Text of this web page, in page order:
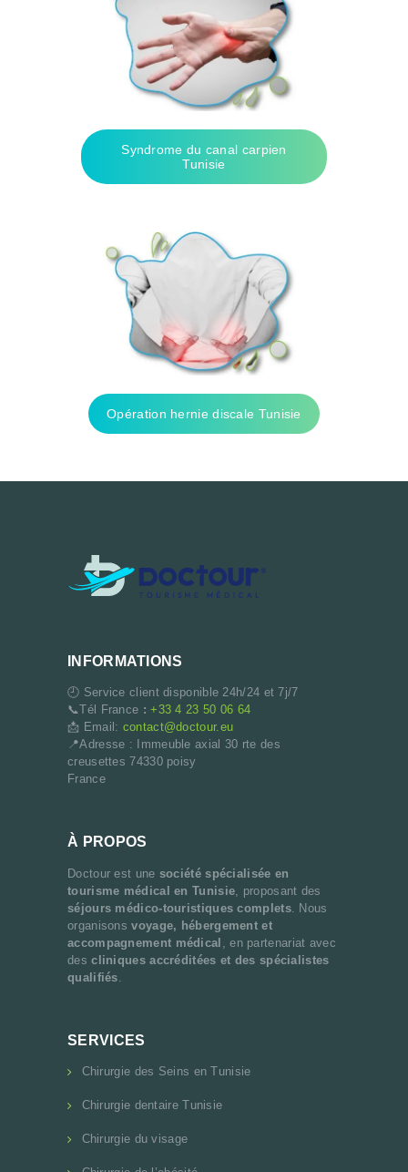
Syndrome du canal carpien
Tunisie
Opération hernie discale Tunisie
INFORMATIONS
🕘 Service client disponible 24h/24 et 7j/7
📞Tél France : +33 4 23 50 06 64
📩 Email: contact@doctour.eu
📍Adresse : Immeuble axial 30 rte des
creusettes 74330 poisy
France
À PROPOS
Doctour est une société spécialisée en
tourisme médical en Tunisie , proposant des
séjours médico-touristiques complets. Nous
organisonsvoyage, hébergement et
accompagnement médical
, en partenariat avec
descliniques accréditées et des spécialistes
qualifiés
SERVICES
Chirurgie des Seins en Tunisie
Chirurgie dentaire Tunisie
Chirurgie du visage